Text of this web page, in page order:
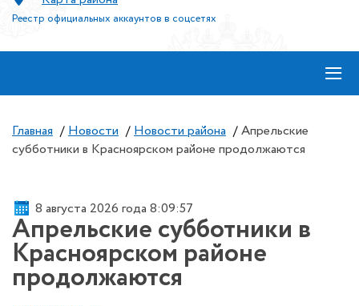
Реестр официальных аккаунтов в соцсетях
≡
Главная / Новости / Новости района / Апрельские
субботники в Красноярском районе продолжаются
8 августа 2026 года 8:09:57
Апрельские субботники в
Красноярском районе
продолжаются